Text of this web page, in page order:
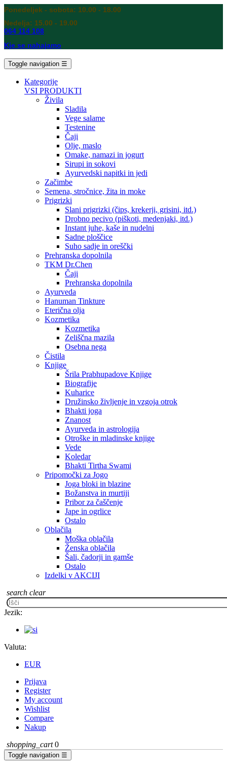
Ponedeljek - sobota: 10.00 - 18.00
Nedelja: 15.00 - 19.00
064 114 108
Kje se nahajamo
Toggle navigation ☰
Kategorije
VSI PRODUKTI
Živila
Sladila
Vege salame
Testenine
Čaji
Olje, maslo
Omake, namazi in jogurt
Sirupi in sokovi
Ayurvedski napitki in jedi
Začimbe
Semena, stročnice, žita in moke
Prigrizki
Slani prigrizki (čips, krekerji, grisini, itd.)
Drobno pecivo (piškoti, medenjaki, itd.)
Instant juhe, kaše in nudelni
Sadne ploščice
Suho sadje in oreščki
Prehranska dopolnila
TKM Dr.Chen
Čaji
Prehranska dopolnila
Ayurveda
Hanuman Tinkture
Eterična olja
Kozmetika
Kozmetika
Zeliščna mazila
Osebna nega
Čistila
Knjige
Šrila Prabhupadove Knjige
Biografije
Kuharice
Družinsko življenje in vzgoja otrok
Bhakti joga
Znanost
Ayurveda in astrologija
Otroške in mladinske knjige
Vede
Koledar
Bhakti Tirtha Swami
Pripomočki za Jogo
Joga bloki in blazine
Božanstva in murtiji
Pribor za čaščenje
Jape in ogrlice
Ostalo
Oblačila
Moška oblačila
Ženska oblačila
Šali, čadorji in gamše
Ostalo
Izdelki v AKCIJI
search clear
Jezik:
Valuta:
EUR
Prijava
Register
My account
Wishlist
Compare
Nakup
shopping_cart 0
Toggle navigation ☰